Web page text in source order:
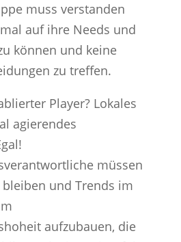
muss verstanden
auf ihre Needs und
können und keine
zu treffen.
Player? Lokales
agierendes
müssen
und Trends im
aufzubauen, die